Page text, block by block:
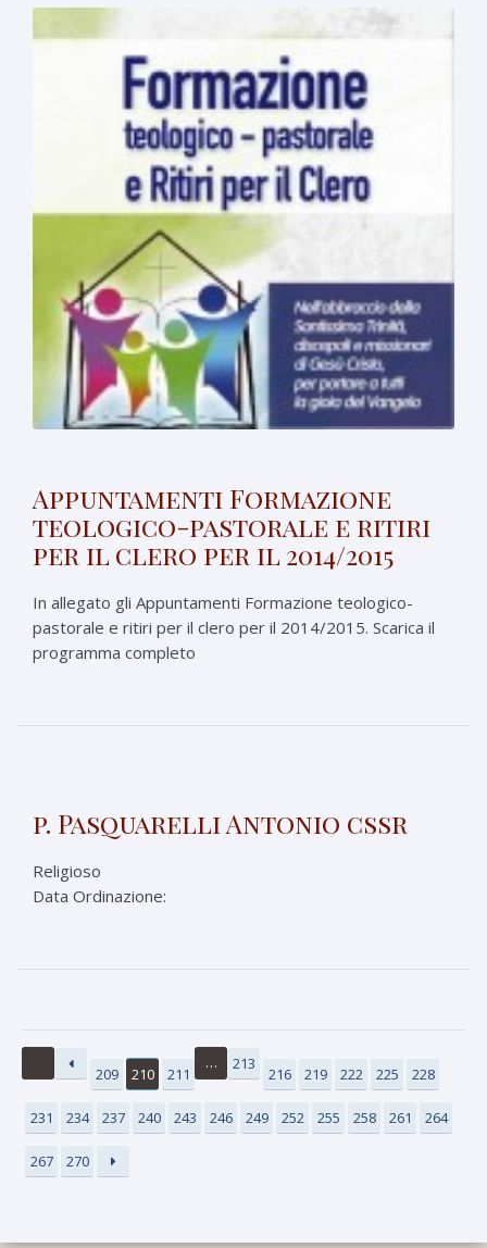
Appuntamenti Formazione
teologico-pastorale e ritiri
per il clero per il 2014/2015
In allegato gli Appuntamenti Formazione teologico-
pastorale e ritiri per il clero per il 2014/2015. Scarica il
programma completo
p. Pasquarelli Antonio cssr
Religioso
Data Ordinazione:
209 210 211
… 213
216 219 222 225 228
231 234 237 240 243 246 249 252 255 258 261 264
267 270